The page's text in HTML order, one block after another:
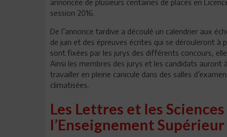
annoncée de plusieurs centaines de places en
session 2016.
De l’annonce tardive a découlé un calendrier aux
de juin et des épreuves écrites qui se dérouleront
sont fixées par les jurys des différents concours,
Ainsi les membres des jurys et les candidats auront
travailler en pleine canicule dans des salles
climatisées.
Les Lettres et les
l’Enseignement Supérieur